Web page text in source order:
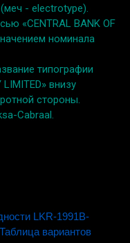
- electrotype).
«CENTRAL BANK OF
номинала
типографии
LIMITED» внизу
стороны.
Cabraal.
LKR-1991B-
Таблица вариантов